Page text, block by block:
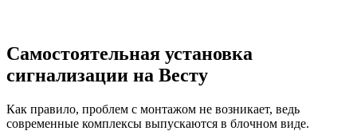
Самостоятельная установка
сигнализации на Весту
Как правило, проблем с монтажом не возникает, ведь
современные комплексы выпускаются в блочном виде.